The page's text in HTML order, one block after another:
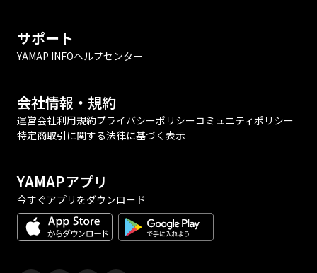
サポート
YAMAP INFOヘルプセンター
会社情報・規約
運営会社利用規約プライバシーポリシーコミュニティポリシー
特定商取引に関する法律に基づく表示
YAMAPアプリ
今すぐアプリをダウンロード